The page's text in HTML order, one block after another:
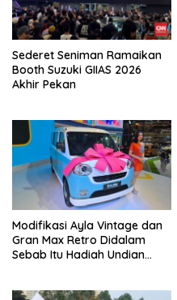
Sederet Seniman Ramaikan
Booth Suzuki GIIAS 2026
Akhir Pekan
Modifikasi Ayla Vintage dan
Gran Max Retro Didalam
Sebab Itu Hadiah Undian